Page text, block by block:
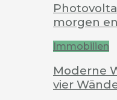
morgen
Immobilien
Moderne
vier